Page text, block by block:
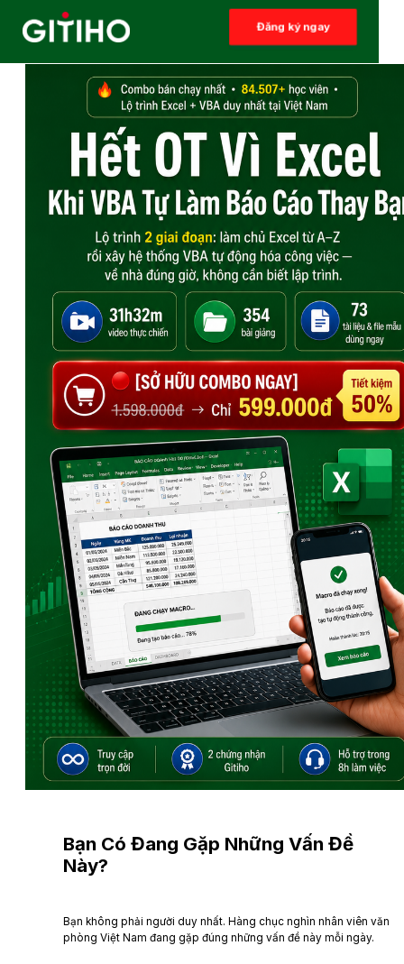
Đăng ký ngay
Đăng ký ngay
Bạn Có Đang Gặp Những Vấn Đề
Này?
Bạn không phải người duy nhất. Hàng chục nghìn nhân viên văn
phòng Việt Nam đang gặp đúng những vấn đề này mỗi ngày.